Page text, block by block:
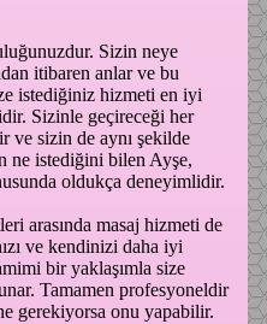
Sizin neye
itibaren anlar ve bu
istediğiniz hizmeti en iyi
Sizinle geçireceği her
ve sizin de aynı şekilde
ne istediğini bilen Ayşe,
oldukça deneyimlidir.
arasında masaj hizmeti de
ve kendinizi daha iyi
bir yaklaşımla size
Tamamen profesyoneldir
gerekiyorsa onu yapabilir.